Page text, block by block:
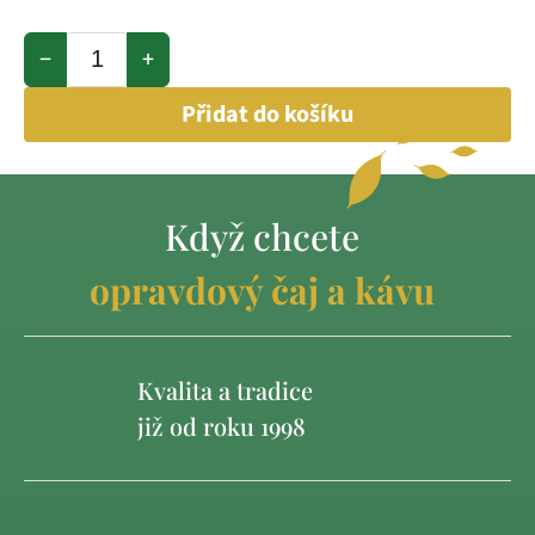
+
−
Přidat do košíku
Když chcete
opravdový čaj a kávu
Kvalita a tradice
již od roku 1998